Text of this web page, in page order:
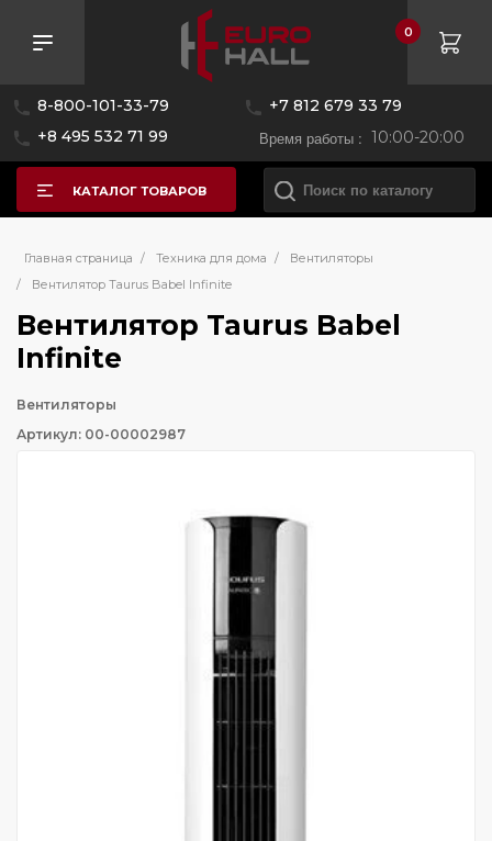
8-800-101-33-79
+7 812 679 33 79
+8 495 532 71 99
Время работы : 10:00-20:00
0
КАТАЛОГ ТОВАРОВ
Главная страница / Техника для дома /
Вентиляторы
/
Вентилятор Taurus Babel Infinite
Вентилятор Taurus Babel
Infinite
Вентиляторы
Артикул: 00-00002987